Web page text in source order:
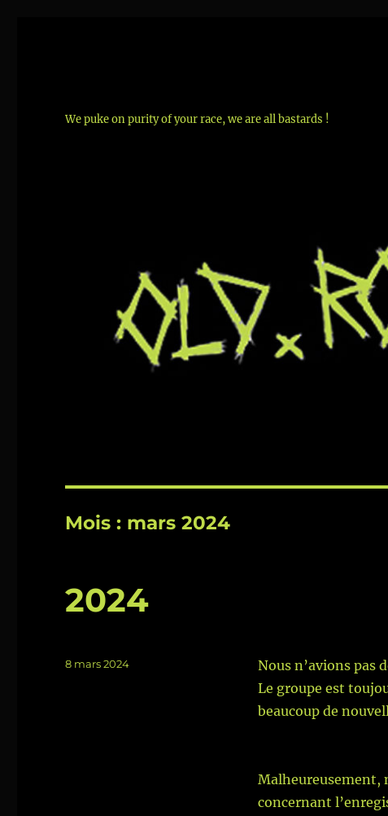
We puke on purity of your race, we are all bastards !
Mois : mars 2024
2024
Nous n’avions pas
Le groupe est
beaucoup de
Malheureusement,
concernant
Publié
8 mars 2024